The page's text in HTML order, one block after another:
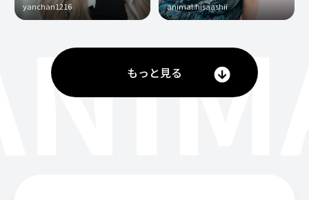
yanchan1216 animal.hisaashii
もっと見る